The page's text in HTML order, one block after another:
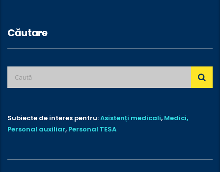
Căutare
Subiecte de interes pentru:Asistenți medicali, Medici,
Personal auxiliar, Personal TESA